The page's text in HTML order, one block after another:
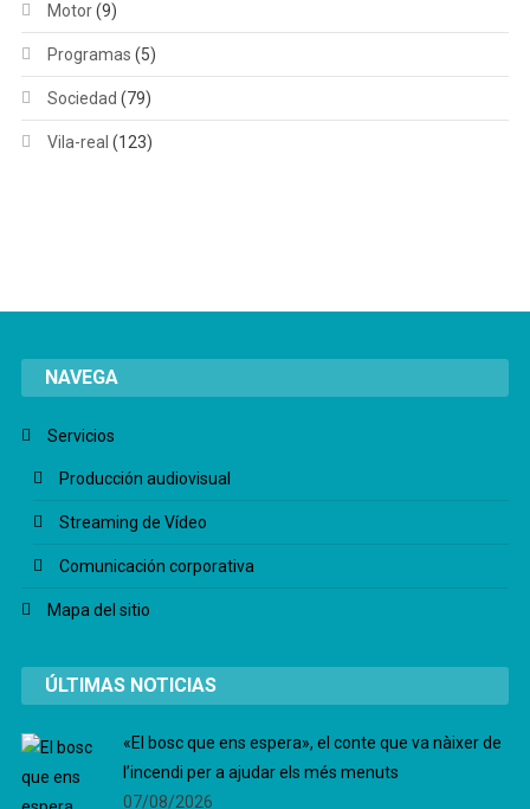
Motor(9)
Programas (5)
Sociedad (79)
Vila-real (123)
NAVEGA
Servicios
Producción audiovisual
Streaming de Vídeo
Comunicación corporativa
Mapa del sitio
ÚLTIMAS NOTICIAS
«El bosc que ens espera», el conte que va nàixer de
l’incendi per a ajudar els més menuts
07/08/2026